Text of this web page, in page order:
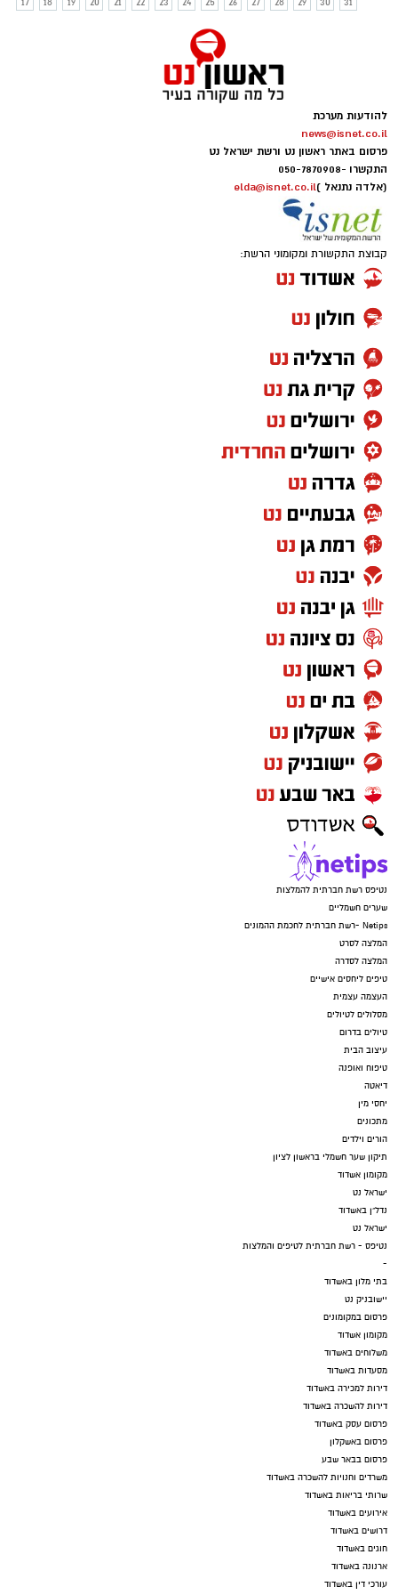
להודעות מערכת
news@isnet.co.il
פרסום באתר ראשון נט ורשת ישראל נט
התקשרו -050-7870908
(אלדה נתנאל )elda@isnet.co.il
קבוצת התקשורת ומקומוני הרשת:
נטיפס רשת חברתית להמלצות
שערים חשמליים
Netips -רשת חברתית לחכמת ההמונים
המלצה לסרט
המלצה לסדרה
טיפים ליחסים אישיים
העצמה עצמית
מסלולים לטיולים
טיולים בדרום
עיצוב הבית
טיפוח ואופנה
דיאטה
יחסי מין
מתכונים
הורים וילדים
תיקון שער חשמלי בראשון לציון
מקומון אשדוד
ישראל נט
נדל"ן באשדוד
ישראל נט
נטיפס - רשת חברתית לטיפים והמלצות
-
בתי מלון באשדוד
יישובניק נט
פרסום במקומונים
מקומון אשדוד
משלוחים באשדוד
מסעדות באשדוד
דירות למכירה באשדוד
דירות להשכרה באשדוד
פרסום עסק באשדוד
פרסום באשקלון
פרסום בבאר שבע
משרדים וחנויות להשכרה באשדוד
שרותי בריאות באשדוד
אירועים באשדוד
דרושים באשדוד
חוגים באשדוד
ארנונה באשדוד
עורכי דין באשדוד